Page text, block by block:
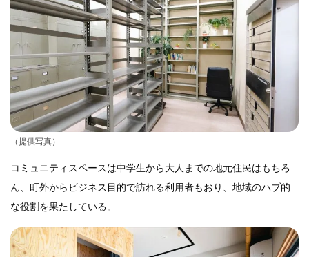
（提供写真）
コミュニティスペースは中学生から大人までの地元住民はもちろ
ん、町外からビジネス目的で訪れる利用者もおり、地域のハブ的
な役割を果たしている。